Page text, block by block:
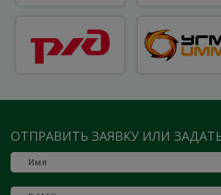
ОТПРАВИТЬ ЗАЯВКУ ИЛИ